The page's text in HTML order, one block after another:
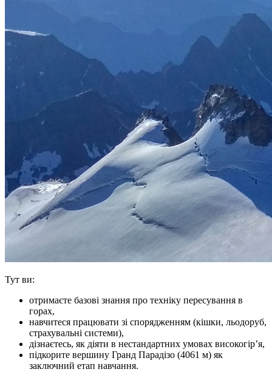
Тут ви:
отримаєте базові знання про техніку пересування в
горах,
навчитеся працювати зі спорядженням (кішки, льодоруб,
страхувальні системи),
дізнаєтесь, як діяти в нестандартних умовах високогір’я,
підкорите вершину Гранд Парадізо (4061 м) як
заключний етап навчання.